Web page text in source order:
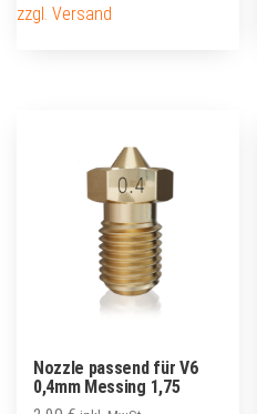
zzgl. Versand
Nozzle passend für V6
0,4mm Messing 1,75